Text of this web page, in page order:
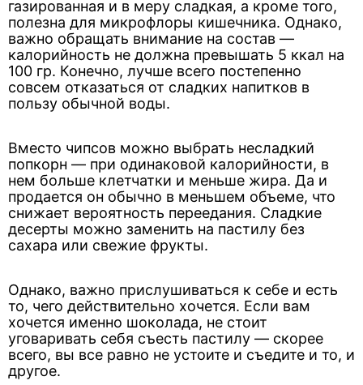
газированная и в меру сладкая, а кроме того,
полезна для микрофлоры кишечника. Однако,
важно обращать внимание на состав —
калорийность не должна превышать 5 ккал на
100 гр. Конечно, лучше всего постепенно
совсем отказаться от сладких напитков в
пользу обычной воды.
Вместо чипсов можно выбрать несладкий
попкорн — при одинаковой калорийности, в
нем больше клетчатки и меньше жира. Да и
продается он обычно в меньшем объеме, что
снижает вероятность переедания. Сладкие
десерты можно заменить на пастилу без
сахара или свежие фрукты.
Однако, важно прислушиваться к себе и есть
то, чего действительно хочется. Если вам
хочется именно шоколада, не стоит
уговаривать себя съесть пастилу — скорее
всего, вы все равно не устоите и съедите и то, и
другое.